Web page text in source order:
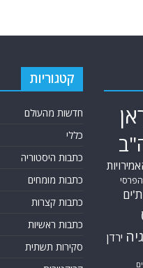
ירדן
קטגוריות
חדשות מהעולם
כללי
כתבות היסטוריה
כתבות מומחים
כתבות קצרות
כתבות ראשיות
סקירות תשתית